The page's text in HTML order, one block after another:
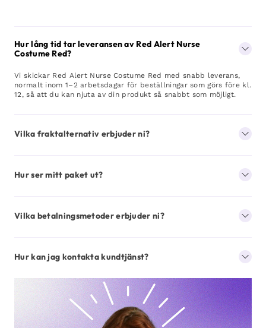
Hur lång tid tar leveransen av Red Alert Nurse
Costume Red?
Vi skickar Red Alert Nurse Costume Red med snabb leverans,
normalt inom 1–2 arbetsdagar för beställningar som görs före kl.
12, så att du kan njuta av din produkt så snabbt som möjligt.
Vilka fraktalternativ erbjuder ni?
Hur ser mitt paket ut?
Vilka betalningsmetoder erbjuder ni?
Hur kan jag kontakta kundtjänst?